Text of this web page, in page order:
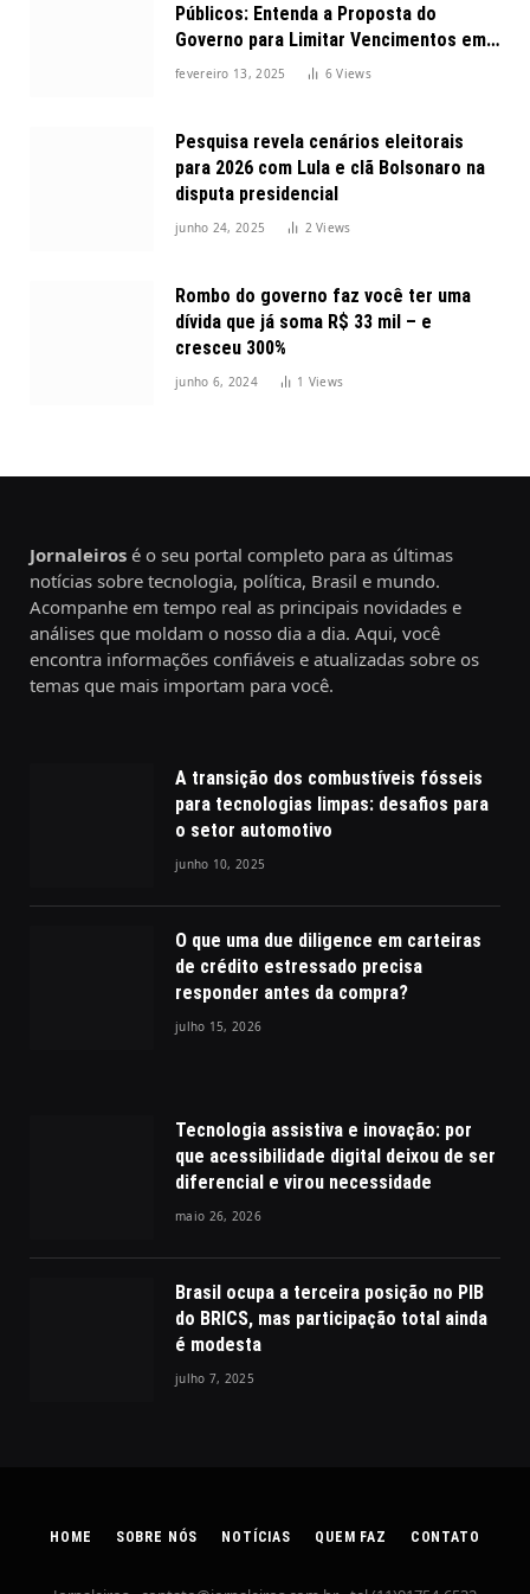
Públicos: Entenda a Proposta do
Governo para Limitar Vencimentos em
2025
fevereiro 13, 2025 6Views
Pesquisa revela cenários eleitorais
para 2026 com Lula e clã Bolsonaro na
disputa presidencial
junho 24, 2025 2Views
Rombo do governo faz você ter uma
dívida que já soma R$ 33 mil – e
cresceu 300%
junho 6, 2024 1 Views
Jornaleiros é o seu portal completo para as últimas
notícias sobre tecnologia, política, Brasil e mundo.
Acompanhe em tempo real as principais novidades e
análises que moldam o nosso dia a dia. Aqui, você
encontra informações confiáveis e atualizadas sobre os
temas que mais importam para você.
A transição dos combustíveis fósseis
para tecnologias limpas: desafios para
o setor automotivo
junho 10, 2025
O que uma due diligence em carteiras
de crédito estressado precisa
responder antes da compra?
julho 15, 2026
Tecnologia assistiva e inovação: por
que acessibilidade digital deixou de ser
diferencial e virou necessidade
maio 26, 2026
Brasil ocupa a terceira posição no PIB
do BRICS, mas participação total ainda
é modesta
julho 7, 2025
HOME SOBRE NÓS NOTÍCIAS QUEM FAZ CONTATO